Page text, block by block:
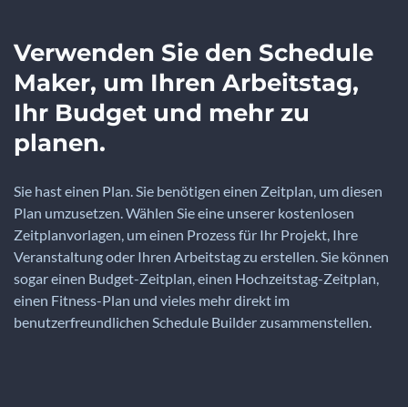
Verwenden Sie den Schedule
Maker, um Ihren Arbeitstag,
Ihr Budget und mehr zu
planen.
Sie hast einen Plan. Sie benötigen einen Zeitplan, um diesen
Plan umzusetzen. Wählen Sie eine unserer kostenlosen
Zeitplanvorlagen, um einen Prozess für Ihr Projekt, Ihre
Veranstaltung oder Ihren Arbeitstag zu erstellen. Sie können
sogar einen Budget-Zeitplan, einen Hochzeitstag-Zeitplan,
einen Fitness-Plan und vieles mehr direkt im
benutzerfreundlichen Schedule Builder zusammenstellen.